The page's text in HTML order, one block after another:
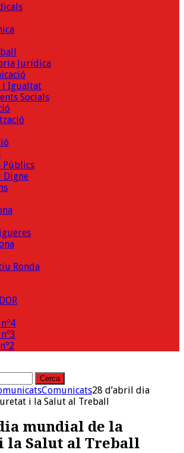
Jurídica
i Igualtat
Socials
Públics
Digne
Ronda
Comunicats28 d’abril dia
i la Salut al Treball
mundial de la
la Salut al Treball